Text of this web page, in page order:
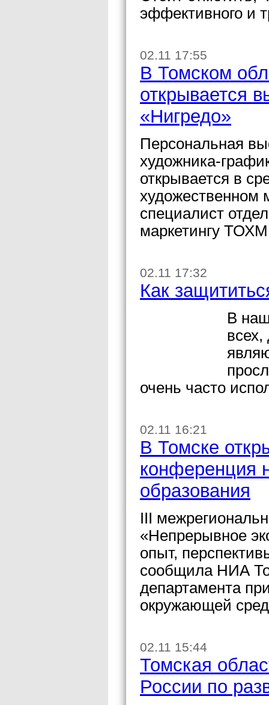
эффективного и
02.11 17:55
В Томском
открывается
«Нигредо»
Персональная
художника-
открывается в
специалист
маркетингу
02.11 17:32
Как
В
очень часто
02.11 16:21
В Томске
конференция
образования
III
«Непрерывное
опыт,
сообщила НИА
департамента
окружающей
02.11 15:44
Томская
России по